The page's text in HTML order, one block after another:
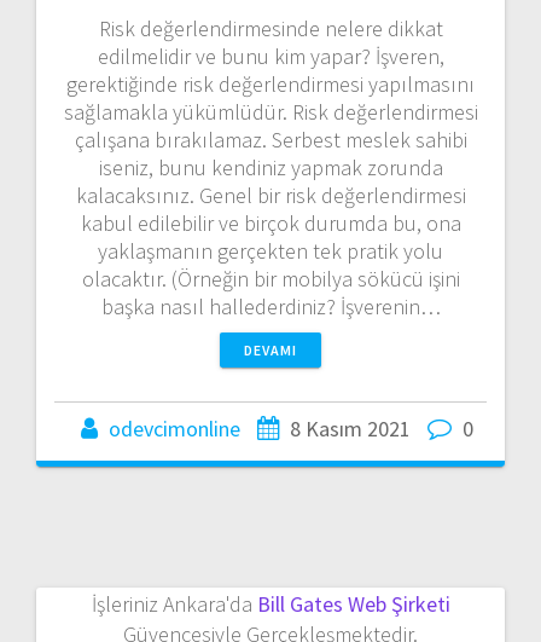
Risk değerlendirmesinde nelere dikkat
edilmelidir ve bunu kim yapar? İşveren,
gerektiğinde risk değerlendirmesi yapılmasını
sağlamakla yükümlüdür. Risk değerlendirmesi
çalışana bırakılamaz. Serbest meslek sahibi
iseniz, bunu kendiniz yapmak zorunda
kalacaksınız. Genel bir risk değerlendirmesi
kabul edilebilir ve birçok durumda bu, ona
yaklaşmanın gerçekten tek pratik yolu
olacaktır. (Örneğin bir mobilya sökücü işini
başka nasıl hallederdiniz? İşverenin…
DEVAMI
odevcimonline 8 Kasım 2021 0
İşleriniz Ankara'da Bill Gates Web Şirketi
Güvencesiyle Gerçekleşmektedir.